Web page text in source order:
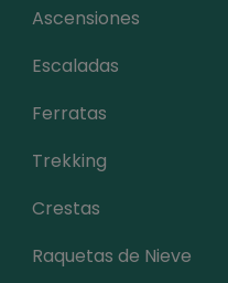
Ascensiones
Escaladas
Ferratas
Trekking
Crestas
Raquetas de Nieve